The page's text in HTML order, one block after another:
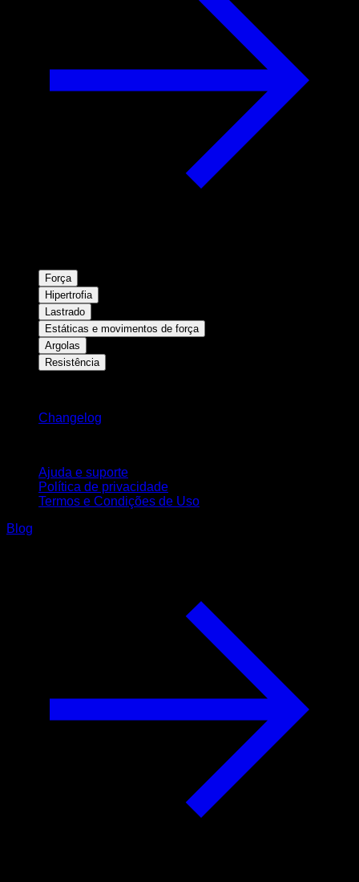
Força
Hipertrofia
Lastrado
Estáticas e movimentos de força
Argolas
Resistência
Changelog
Ajuda e suporte
Política de privacidade
Termos e Condições de Uso
Blog